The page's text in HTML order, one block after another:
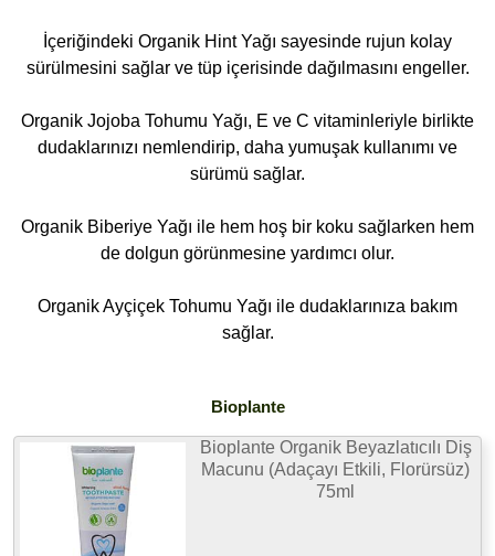
İçeriğindeki Organik Hint Yağı sayesinde rujun kolay
sürülmesini sağlar ve tüp içerisinde dağılmasını engeller.
Organik Jojoba Tohumu Yağı, E ve C vitaminleriyle birlikte
dudaklarınızı nemlendirip, daha yumuşak kullanımı ve
sürümü sağlar.
Organik Biberiye Yağı ile hem hoş bir koku sağlarken hem
de dolgun görünmesine yardımcı olur.
Organik Ayçiçek Tohumu Yağı ile dudaklarınıza bakım
sağlar.
Bioplante
Bioplante Organik Beyazlatıcılı Diş
Macunu (Adaçayı Etkili, Florürsüz)
75ml